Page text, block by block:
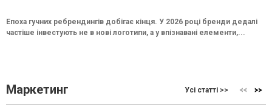
Епоха гучних ребрендингів добігає кінця. У 2026 році бренди дедалі
частіше інвестують не в нові логотипи, а у впізнавані елементи,...
Маркетинг Усі статті >>